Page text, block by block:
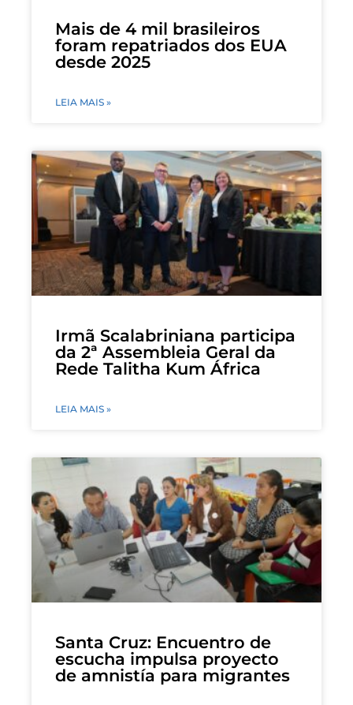
Mais de 4 mil brasileiros
foram repatriados dos EUA
desde 2025
LEIA MAIS »
Irmã Scalabriniana participa
da 2ª Assembleia Geral da
Rede Talitha Kum África
LEIA MAIS »
Santa Cruz: Encuentro de
escucha impulsa proyecto
de amnistía para migrantes